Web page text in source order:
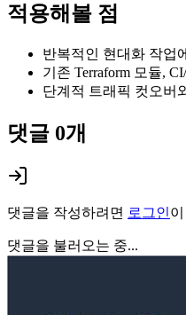
적용해볼 점
반복적인 현대화 작업
기존 Terraform 모듈,
단계적 트래픽 컷오버
댓글 0개
댓글을 작성하려면 로그인
댓글을 불러오는 중...